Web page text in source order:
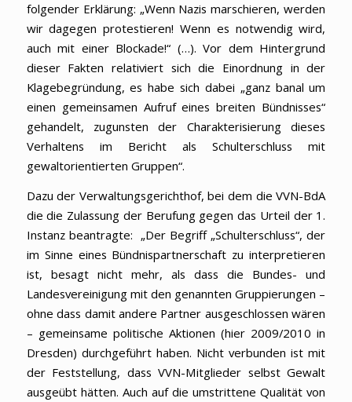
folgender Erklärung: „Wenn Nazis marschieren, werden
wir dagegen protestieren! Wenn es notwendig wird,
auch mit einer Blockade!“ (…). Vor dem Hintergrund
dieser Fakten relativiert sich die Einordnung in der
Klagebegründung, es habe sich dabei „ganz banal um
einen gemeinsamen Aufruf eines breiten Bündnisses“
gehandelt, zugunsten der Charakterisierung dieses
Verhaltens im Bericht als Schulterschluss mit
gewaltorientierten Gruppen“.
Dazu der Verwaltungsgerichthof, bei dem die VVN-BdA
die die Zulassung der Berufung gegen das Urteil der 1.
Instanz beantragte: „Der Begriff „Schulterschluss“, der
im Sinne eines Bündnispartnerschaft zu interpretieren
ist, besagt nicht mehr, als dass die Bundes- und
Landesvereinigung mit den genannten Gruppierungen –
ohne dass damit andere Partner ausgeschlossen wären
– gemeinsame politische Aktionen (hier 2009/2010 in
Dresden) durchgeführt haben. Nicht verbunden ist mit
der Feststellung, dass VVN-Mitglieder selbst Gewalt
ausgeübt hätten. Auch auf die umstrittene Qualität von